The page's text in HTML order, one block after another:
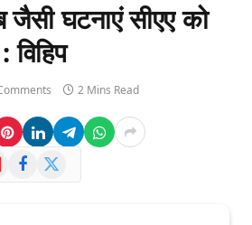
जैसी घटनाएं सीएए को
विहिप
2 Mins Read
Facebook